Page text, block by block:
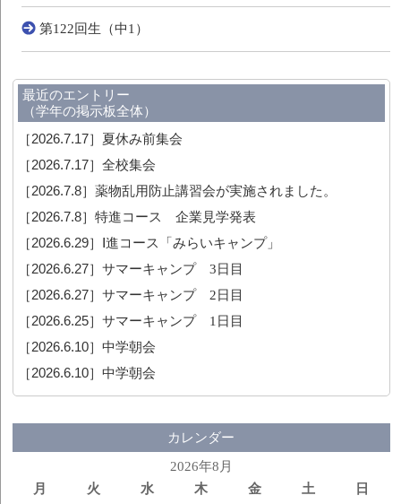
第122回生（中1）
最近のエントリー
（学年の掲示板全体）
［2026.7.17］ 夏休み前集会
［2026.7.17］全校集会
［2026.7.8］薬物乱用防止講習会が実施されました。
［2026.7.8］特進コース 企業見学発表
［2026.6.29］ Ⅰ進コース「みらいキャンプ」
［2026.6.27］サマーキャンプ 3日目
［2026.6.27］サマーキャンプ 2日目
［2026.6.25］サマーキャンプ 1日目
［2026.6.10］中学朝会
［2026.6.10］中学朝会
カレンダー
2026年8月
月
火 水 木 金 土 日